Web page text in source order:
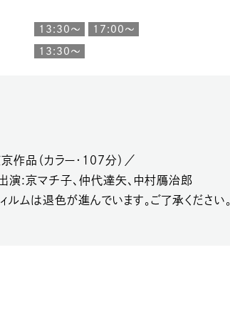
13:30～ 17:00～
13:30～
作品（カラー・107分）／
演:京マチ子、仲代達矢、中村鴈治郎
ルムは退色が進んでいます。ご了承ください。